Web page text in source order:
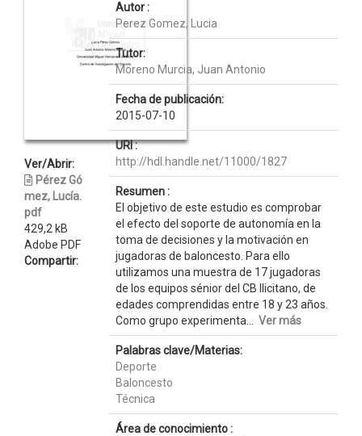
Ver/Abrir:
Pérez Gó
mez, Lucía.
pdf
429,2 kB
Adobe PDF
Compartir:
Autor :
Perez Gomez, Lucia
Tutor:
Moreno Murcia, Juan Antonio
Fecha de publicación:
2015-07-10
URI :
http://hdl.handle.net/11000/1827
Resumen :
El objetivo de este estudio es comprobar
el efecto del soporte de autonomía en la
toma de decisiones y la motivación en
jugadoras de baloncesto. Para ello
utilizamos una muestra de 17 jugadoras
de los equipos sénior del CB Ilicitano, de
edades comprendidas entre 18 y 23 años.
Como grupo experimenta... Ver más
Palabras clave/Materias:
Deporte
Baloncesto
Técnica
Área de conocimiento :